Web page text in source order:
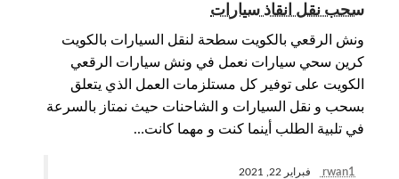
سحب نقل انقاذ سيارات
ونش الرقعي بالكويت سطحة لنقل السيارات بالكويت
كرين سحي سيارات نعمل في ونش سيارات الرقعي
الكويت على توفير كل مستلزمات العمل الذي يتعلق
بسحب و نقل السيارات و الشاحنات حيث نمتاز بالسرعة
في تلبية الطلب أينما كنت و مهما كانت…
rwan1 فبراير 22, 2021